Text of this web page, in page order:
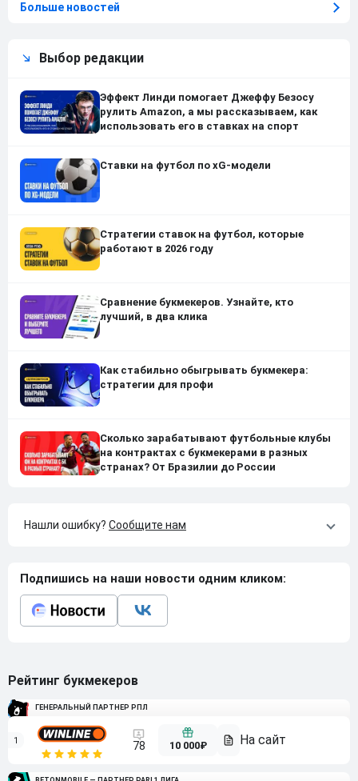
Больше новостей
Выбор редакции
Эффект Линди помогает Джеффу Безосу
рулить Amazon, а мы рассказываем, как
использовать его в ставках на спорт
Ставки на футбол по xG-модели
Стратегии ставок на футбол, которые
работают в 2026 году
Сравнение букмекеров. Узнайте, кто
лучший, в два клика
Как стабильно обыгрывать букмекера:
стратегии для профи
Сколько зарабатывают футбольные клубы
на контрактах с букмекерами в разных
странах? От Бразилии до России
Нашли ошибку? Сообщите нам
Подпишись на наши новости одним кликом:
Рейтинг букмекеров
ГЕНЕРАЛЬНЫЙ ПАРТНЕР РПЛ
1 78 10 000₽